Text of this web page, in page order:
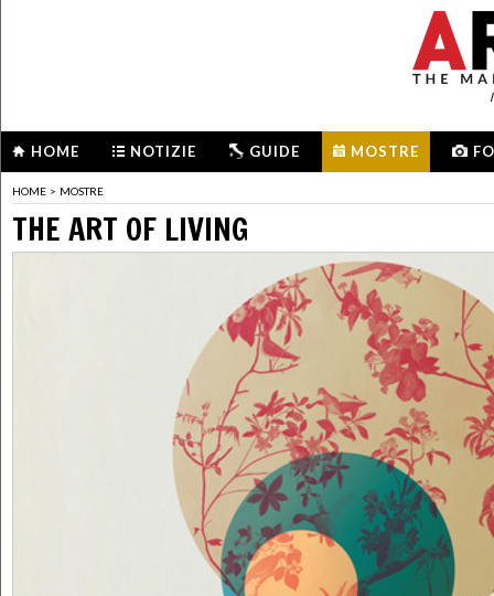
HOME NOTIZIE GUIDE MOSTRE
HOME > MOSTRE
THE ART OF LIVING